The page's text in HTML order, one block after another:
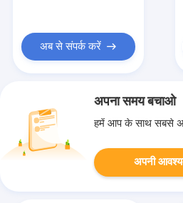
अब से संपर्क करें
अपना समय बचाओ
हमें आप के साथ सबसे
अपनी